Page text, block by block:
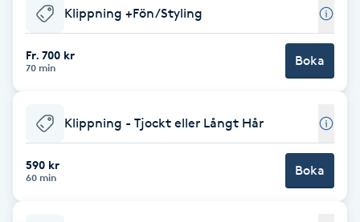
Bottenfärg
Brynformning
Brynplockning
Bröllopsuppsättning
Klippning +Fön/Styling
Fr. 700 kr
70 min Boka
Klippning - Tjockt eller Långt Hår
590 kr
60 min Boka